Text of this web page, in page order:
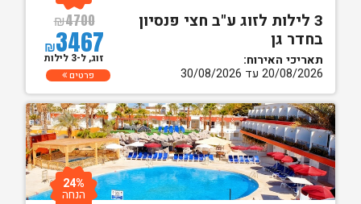
3 לילות לזוג ע"ב חצי פנסיון
בחדר גן
תאריכי האירוח:
20/08/2026 עד 30/08/2026
₪4700
₪3467
זוג, ל-3 לילות
פרטים
24%
הנחה